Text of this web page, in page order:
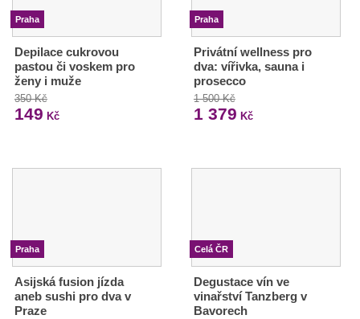
Praha
Depilace cukrovou
pastou či voskem pro
ženy i muže
350 Kč
149 Kč
Praha
Privátní wellness pro
dva: vířivka, sauna i
prosecco
1 500 Kč
1 379 Kč
Praha
Asijská fusion jízda
aneb sushi pro dva v
Praze
Celá ČR
Degustace vín ve
vinařství Tanzberg v
Bavorech